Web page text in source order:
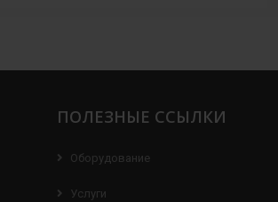
ПОЛЕЗНЫЕ ССЫЛКИ
Оборудование
Услуги